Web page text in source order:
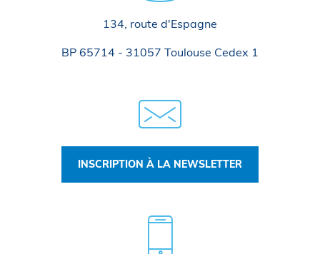
134, route d'Espagne
BP 65714 - 31057 Toulouse Cedex 1
INSCRIPTION À LA NEWSLETTER